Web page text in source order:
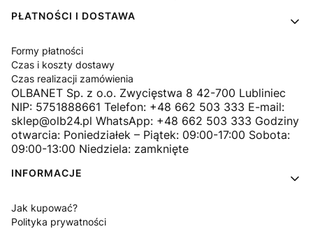
PŁATNOŚCI I DOSTAWA
Formy płatności
Czas i koszty dostawy
Czas realizacji zamówienia
OLBANET Sp. z o.o. Zwycięstwa 8 42-700 Lubliniec
NIP: 5751888661 Telefon: +48 662 503 333 E-mail:
sklep@olb24.pl WhatsApp: +48 662 503 333 Godziny
otwarcia: Poniedziałek – Piątek: 09:00-17:00 Sobota:
09:00-13:00 Niedziela: zamknięte
INFORMACJE
Jak kupować?
Polityka prywatności